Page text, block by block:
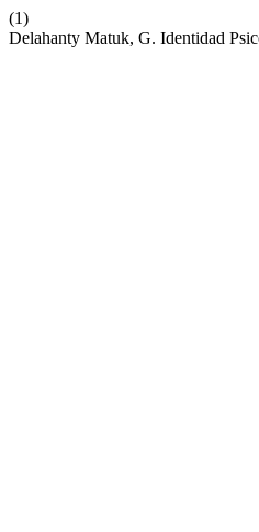
(1)
Delahanty Matuk, G. Identidad